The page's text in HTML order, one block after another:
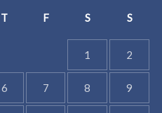
T F S S
1 2
6 7 8 9